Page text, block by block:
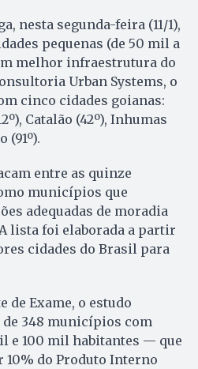
nesta segunda-feira (11/1),
pequenas (de 50 mil a
melhor infraestrutura do
Urban Systems, o
cinco cidades goianas:
Catalão (42º), Inhumas
(91º).
entre as quinze
municípios que
adequadas de moradia
lista foi elaborada a partir
cidades do Brasil para
de Exame, o estudo
348 municípios com
e 100 mil habitantes — que
10% do Produto Interno